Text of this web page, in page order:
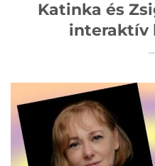
Katinka és
interaktív